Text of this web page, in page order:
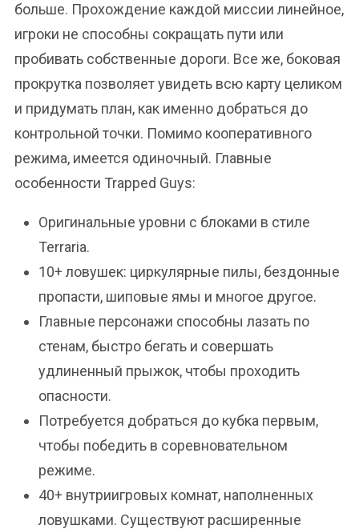
больше. Прохождение каждой миссии линейное,
игроки не способны сокращать пути или
пробивать собственные дороги. Все же, боковая
прокрутка позволяет увидеть всю карту целиком
и придумать план, как именно добраться до
контрольной точки. Помимо кооперативного
режима, имеется одиночный. Главные
особенности Trapped Guys:
Оригинальные уровни с блоками в стиле
Terraria.
10+ ловушек: циркулярные пилы, бездонные
пропасти, шиповые ямы и многое другое.
Главные персонажи способны лазать по
стенам, быстро бегать и совершать
удлиненный прыжок, чтобы проходить
опасности.
Потребуется добраться до кубка первым,
чтобы победить в соревновательном
режиме.
40+ внутриигровых комнат, наполненных
ловушками. Существуют расширенные